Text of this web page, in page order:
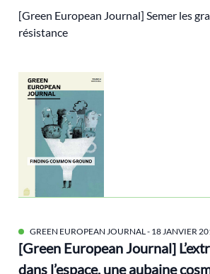
[Green European Journal] Semer les
résistance
GREEN EUROPEAN JOURNAL- 18 JANVIER
[Green European Journal]
dans l’espace, une aubaine
Ellul
Energie
état providence
Ethique
Europe
Extractivisme
François Bastien
Frémeaux Philippe
Gilets jaunes
Gorz André